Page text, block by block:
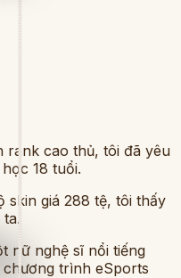
rank cao thủ, tôi đã yêu
18 tuổi.
skin giá 288 tệ, tôi thấy
nữ nghệ sĩ nổi tiếng
trình eSports